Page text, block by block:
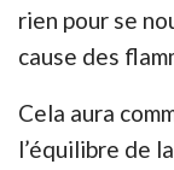
rien pour se
cause des
Cela aura
l’équilibre de